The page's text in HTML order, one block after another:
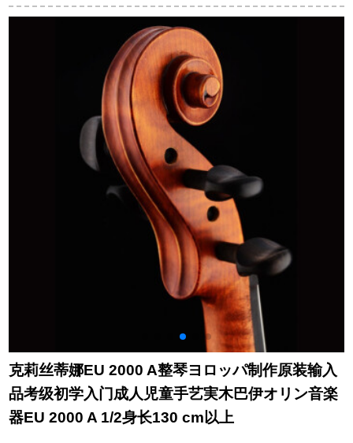
全セクト4/4アンティ
りオリジナル入力品
克莉丝蒂娜EU 2000 A整琴ヨロッパ制作原装输入
品考级初学入门成人児童手艺実木巴伊オリン音楽
器EU 2000 A 1/2身长130 cm以上